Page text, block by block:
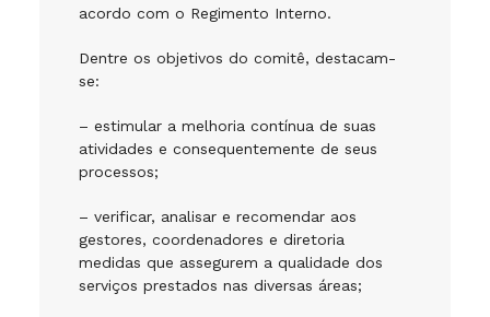
acordo com o Regimento Interno.
Dentre os objetivos do comitê, destacam-
se:
– estimular a melhoria contínua de suas
atividades e consequentemente de seus
processos;
– verificar, analisar e recomendar aos
gestores, coordenadores e diretoria
medidas que assegurem a qualidade dos
serviços prestados nas diversas áreas;